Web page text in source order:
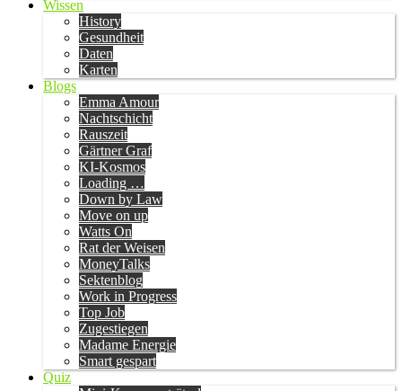
Wissen
History
Gesundheit
Daten
Karten
Blogs
Emma Amour
Nachtschicht
Rauszeit
Gärtner Graf
KI-Kosmos
Loading …
Down by Law
Move on up
Watts On
Rat der Weisen
MoneyTalks
Sektenblog
Work in Progress
Top Job
Zugestiegen
Madame Energie
Smart gespart
Quiz